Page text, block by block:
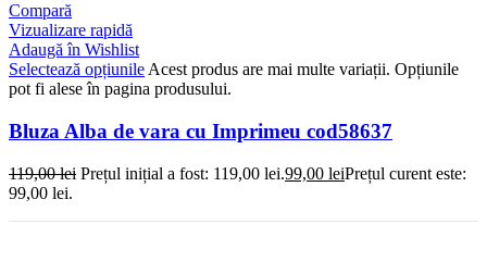
Compară
Vizualizare rapidă
Adaugă în Wishlist
Selectează opțiunile Acest produs are mai multe variații. Opțiunile
pot fi alese în pagina produsului.
Bluza Alba de vara cu Imprimeu cod58637
119,00lei Prețul inițial a fost: 119,00 lei.99,00 leiPrețul curent este:
99,00 lei.